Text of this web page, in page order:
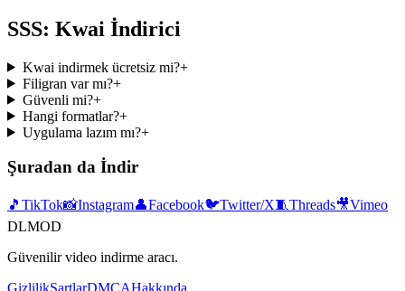
SSS: Kwai İndirici
Kwai indirmek ücretsiz mi?+
Filigran var mı?+
Güvenli mi?+
Hangi formatlar?+
Uygulama lazım mı?+
Şuradan da İndir
🎵 TikTok📸Instagram👤Facebook🐦Twitter/X🧵Threads🎥Vimeo
DLMOD
Güvenilir video indirme aracı.